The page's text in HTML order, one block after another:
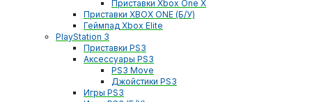
Приставки Xbox One X
Приставки XBOX ONE (Б/У)
Геймпад Xbox Elite
PlayStation 3
Приставки PS3
Аксессуары PS3
PS3 Move
Джойстики PS3
Игры PS3